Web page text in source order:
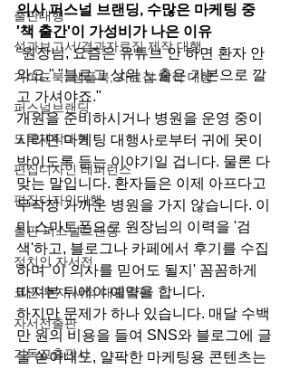
출판대행
성과보고서/결과자료집 제작 대행
가이드북, 샘플북, 자료집 제작 대행
퍼스널브랜딩
도록제작대행
편집디자인 레퍼런스
편집디자인대행
출판 퍼스널브랜딩
정치인 자서전
코인 투자 서적 대필출판
자서전출판
기독교출판사
의사 퍼스널 브랜딩, 수많은 마케팅 중
'책 출간'이 가성비가 나은 이유
"원장님, 요즘은 유튜브 안 하면 환자 안
와요." "블로그 상위 노출은 기본으로 깔
고 가셔야죠."
개원을 준비하시거나 병원을 운영 중이
시라면 마케팅 대행사로부터 귀에 못이
박이도록 듣는 이야기일 겁니다. 물론 다
맞는 말입니다. 환자들은 이제 아프다고
무작정 가까운 병원을 가지 않습니다. 이
미 스마트폰으로 원장님의 이력을 '검
색'하고, 블로그나 카페에서 후기를 수집
하며 '이 의사를 믿어도 될지' 꼼꼼하게
따져본 뒤에야 예약을 합니다.
하지만 문제가 하나 있습니다. 매달 수백
만 원의 비용을 들여 SNS와 블로그에 글
을 쏟아내도, 얄팍한 마케팅용 콘텐츠는